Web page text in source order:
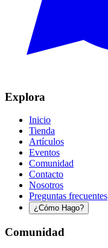
Explora
Inicio
Tienda
Artículos
Eventos
Comunidad
Contacto
Nosotros
Preguntas frecuentes
¿Cómo Hago?
Comunidad